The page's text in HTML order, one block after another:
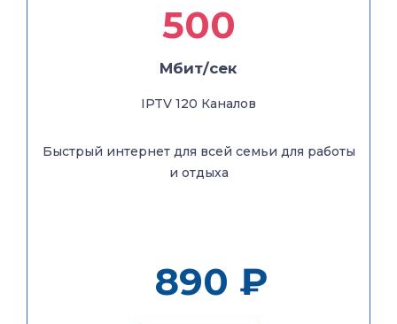
500
Мбит/сек
IPTV 120 Каналов
Быстрый интернет для всей семьи для работы
и отдыха
890 ₽
500
Мбит/сек
IPTV 120 Каналов
каналов
1140 ₽